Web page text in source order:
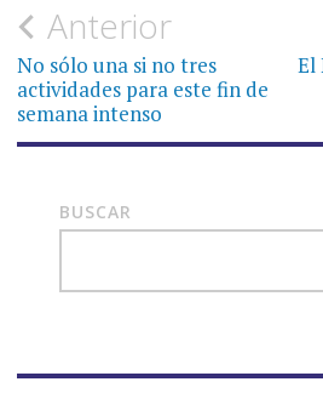
Navegación
de
entradas
Anterior
No sólo una si no tres
actividades para este fin de
semana intenso
El
BUSCAR